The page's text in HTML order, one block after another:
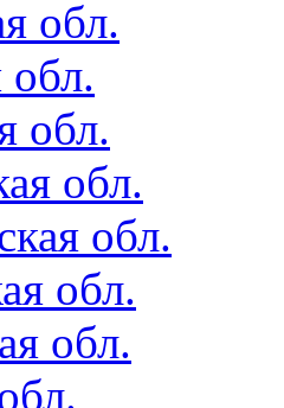
обл.
обл.
обл.
обл.
обл.
обл.
обл.